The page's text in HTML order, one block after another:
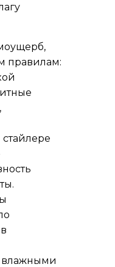
правилам:
влажными